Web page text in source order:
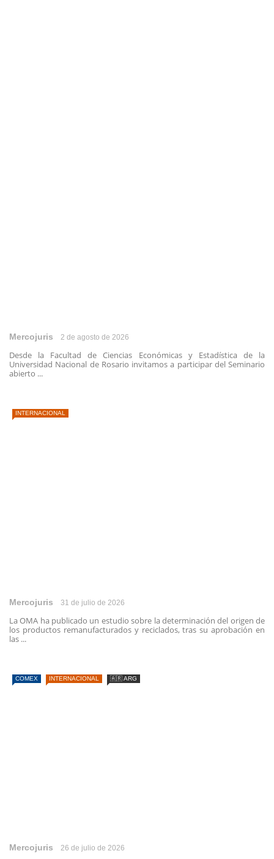
Mercojuris 2 de agosto de 2026
Desde la Facultad de Ciencias Económicas y Estadística de la
Universidad Nacional de Rosario invitamos a participar del Seminario
abierto ...
INTERNACIONAL
Mercojuris 31 de julio de 2026
La OMA ha publicado un estudio sobre la determinación del origen de
los productos remanufacturados y reciclados, tras su aprobación en
las ...
COMEX INTERNACIONAL 🇦🇷 ARG
Mercojuris 26 de julio de 2026